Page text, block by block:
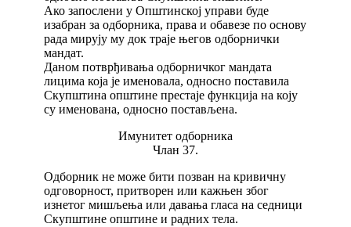
Ако запослени у Општинској управи буде
изабран за одборника, права и обавезе по основу
рада мирују му док траје његов одборнички
мандат.
Даном потврђивања одборничког мандата
лицима која је именовала, односно поставила
Скупштина општине престаје функција на коју
су именована, односно постављена.
Имунитет одборника
Члан 37.
Одборник не може бити позван на кривичну
одговорност, притворен или кажњен због
изнетог мишљења или давања гласа на седници
Скупштине општине и радних тела.